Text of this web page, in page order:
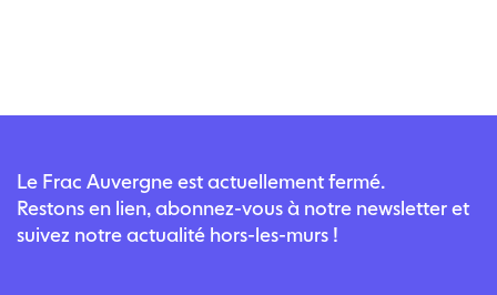
Le Frac Auvergne est actuellement fermé.
Restons en lien, abonnez-vous à notre newsletter et
suivez notre actualité hors-les-murs !